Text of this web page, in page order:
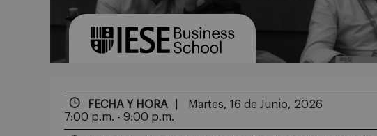
FECHA Y HORA
Martes, 16 de Junio, 2026
7:00 p.m. - 9:00 p.m.